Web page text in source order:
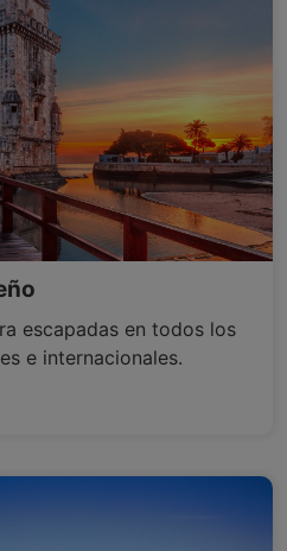
escapadas en todos los
e internacionales.